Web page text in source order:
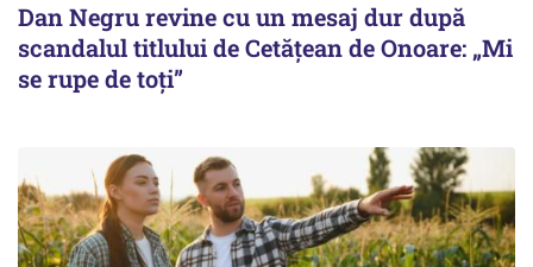
Dan Negru revine cu un mesaj dur după
scandalul titlului de Cetățean de Onoare: „Mi
se rupe de toți”